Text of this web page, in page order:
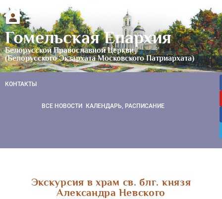
Гомельская Епархия
Белорусской Православной Церкви
(Белорусского Экзархата Московского Патриархата)
КОНТАКТЫ
ВСЕ НОВОСТИ КАЛЕНДАРЬ, РАСПИСАНИЕ
Экскурсия в храм св. блг. князя
Александра Невского